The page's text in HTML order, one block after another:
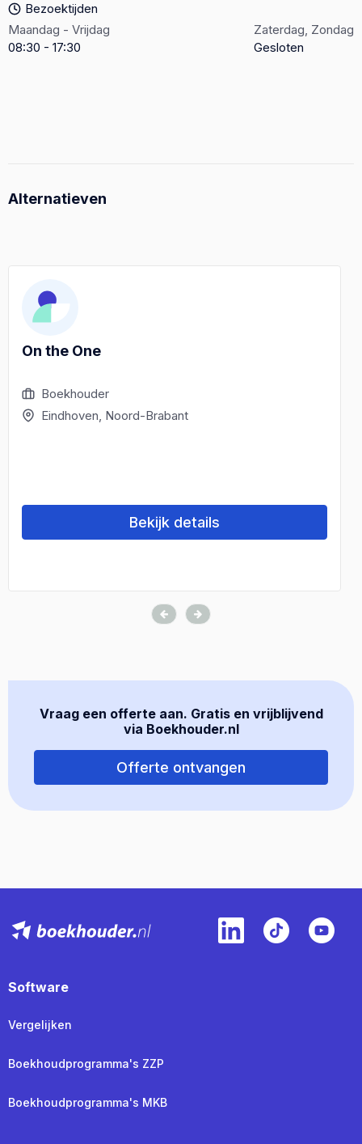
Bezoektijden
Maandag - Vrijdag
08:30 - 17:30
Zaterdag, Zondag
Gesloten
Alternatieven
On the One
Boekhouder
Eindhoven, Noord-Brabant
Bekijk details
Vraag een offerte aan. Gratis en vrijblijvend
via Boekhouder.nl
Offerte ontvangen
Software
Vergelijken
Boekhoudprogramma's ZZP
Boekhoudprogramma's MKB